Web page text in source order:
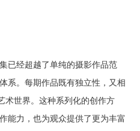
已经超越了单纯的摄影作品范
系。每期作品既有独立性，又相
术世界。这种系列化的创作方
能力，也为观众提供了更为丰富